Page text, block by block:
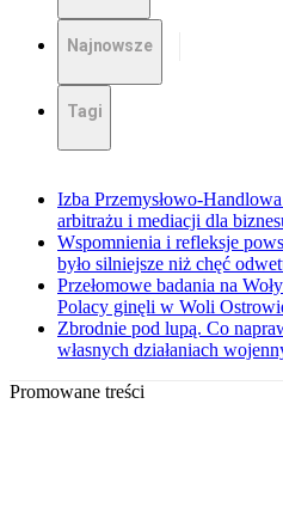
Najnowsze
Tagi
Izba Przemysłowo-
arbitrażu i mediacji dla
Wspomnienia i refleksje
było silniejsze niż chęć
Przełomowe badania na
Polacy ginęli w Woli
Zbrodnie pod lupą. Co
własnych działaniach
Promowane treści